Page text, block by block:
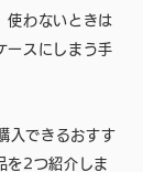
使わないときは
ースにしまう手
入できるおすす
を2つ紹介しま